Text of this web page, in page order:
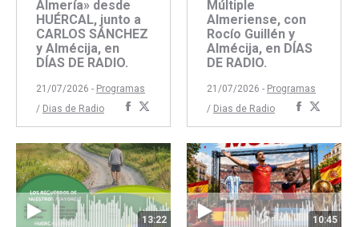
Almería» desde
HUÉRCAL, junto a
CARLOS SÁNCHEZ
y Almécija, en
DÍAS DE RADIO.
21/07/2026 - Programas
/ Dias de Radio
Compartir
con
Facebook
con
Twitter
Múltiple
Almeriense, con
Rocío Guillén y
Almécija, en DÍAS
DE RADIO.
21/07/2026 - Programas
/ Dias de Radio
Compartir
concon
13:22 10:45